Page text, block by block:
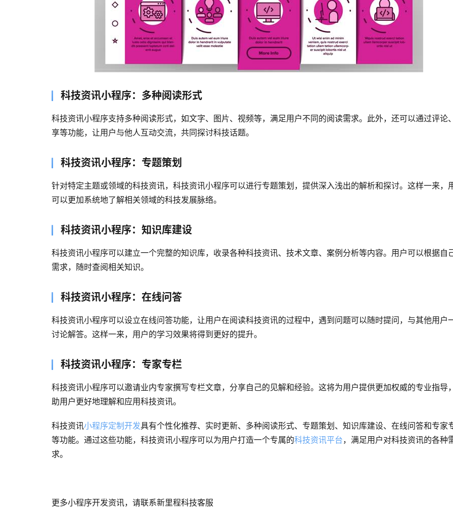
科技资讯小程序：多种阅读形式
科技资讯小程序支持多种阅读形式，如文字、图片、视频等，满足用户不同的阅读需求。此外，还可以通过评论
享等功能，让用户与他人互动交流，共同探讨科技话题。
科技资讯小程序：专题策划
针对特定主题或领域的科技资讯，科技资讯小程序可以进行专题策划，提供深入浅出的解析和探讨。这样一来，
可以更加系统地了解相关领域的科技发展脉络。
科技资讯小程序：知识库建设
科技资讯小程序可以建立一个完整的知识库，收录各种科技资讯、技术文章、案例分析等内容。用户可以根据自
需求，随时查阅相关知识。
科技资讯小程序：在线问答
科技资讯小程序可以设立在线问答功能，让用户在阅读科技资讯的过程中，遇到问题可以随时提问，与其他用户
讨论解答。这样一来，用户的学习效果将得到更好的提升。
科技资讯小程序：专家专栏
科技资讯小程序可以邀请业内专家撰写专栏文章，分享自己的见解和经验。这将为用户提供更加权威的专业指导
助用户更好地理解和应用科技资讯。
科技资讯小程序定制开发具有个性化推荐、实时更新、多种阅读形式、专题策划、知识库建设、在线问答和专家
等功能。通过这些功能，科技资讯小程序可以为用户打造一个专属的科技资讯平台，满足用户对科技资讯的各种
求。
更多小程序开发资讯，请联系新里程科技客服